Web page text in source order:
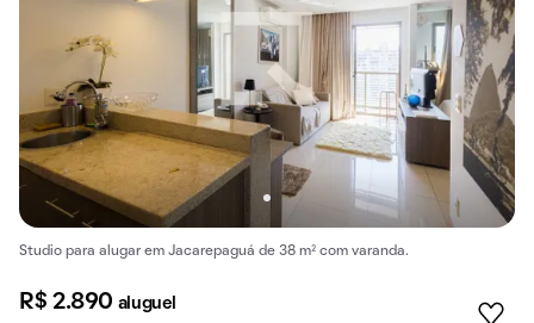
Studio para alugar em Jacarepaguá de 38 m² com varanda.
R$ 2.890 aluguel